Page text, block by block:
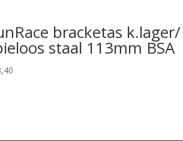
bracketas k.lager/
staal 113mm BSA